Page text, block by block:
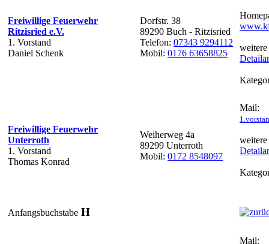
Freiwillige Feuerwehr
Ritzisried e.V.
1. Vorstand
Daniel Schenk
Dorfstr. 38
89290 Buch - Ritzisried
Telefon: 07343 9294112
Mobil: 0176 63658825
Freiwillige Feuerwehr
Unterroth
1. Vorstand
Thomas Konrad
Weiherweg 4a
89299 Unterroth
Mobil: 0172 8548097
Mail:
Anfangsbuchstabe H
Mail: